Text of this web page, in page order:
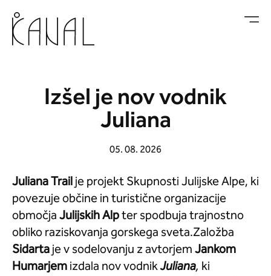
Izšel je nov vodnik
Juliana
05. 08. 2026
Juliana Trailje projekt Skupnosti Julijske Alpe, ki
povezuje občine in turistične organizacije
območjaJulijskih Alpter spodbuja trajnostno
obliko raziskovanja gorskega sveta.Založba
Sidartaje v sodelovanju z avtorjemJankom
Humarjemizdala nov vodnikJuliana, ki